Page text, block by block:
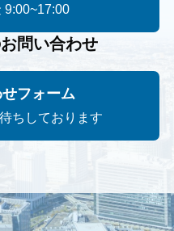
9:00~17:00
問い合わせ
フォーム
ちしております